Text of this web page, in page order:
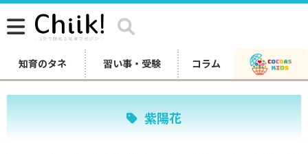
知育のタネ 習い事・受験 コラム
紫陽花